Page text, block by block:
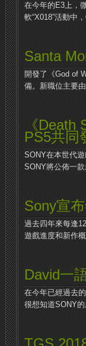
在今年的E3上，
軟“X018”活動中
Santa
開發了《God of
備。新職位主要
《
PS5共同
SONY在本世代
SONY將公佈一
Sony宣
過去四年來每逢
遊戲進度和新作
David一
在今年已經過去
很想知道SONY